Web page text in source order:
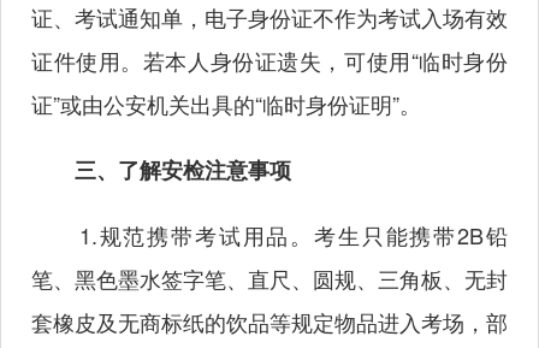
证、考试通知单，电子身份证不作为考试入场有效
证件使用。若本人身份证遗失，可使用“临时身份
证”或由公安机关出具的“临时身份证明”。
三、了解安检注意事项
1.规范携带考试用品。考生只能携带2B铅
笔、黑色墨水签字笔、直尺、圆规、三角板、无封
套橡皮及无商标纸的饮品等规定物品进入考场，部